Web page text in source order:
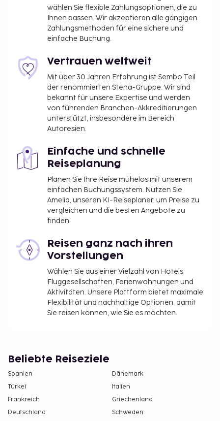
wählen Sie flexible Zahlungsoptionen, die zu
Ihnen passen. Wir akzeptieren alle gängigen
Zahlungsmethoden für eine sichere und
einfache Buchung.
Vertrauen weltweit
Mit über 30 Jahren Erfahrung ist Sembo Teil
der renommierten Stena-Gruppe. Wir sind
bekannt für unsere Expertise und werden
von führenden Branchen-Akkreditierungen
unterstützt, insbesondere im Bereich
Autoresien.
Einfache und schnelle
Reiseplanung
Planen Sie Ihre Reise mühelos mit unserem
einfachen Buchungssystem. Nutzen Sie
Amelia, unseren KI-Reiseplaner, um Preise zu
vergleichen und die besten Angebote zu
finden.
Reisen ganz nach ihren
Vorstellungen
Wählen Sie aus einer Vielzahl von Hotels,
Fluggesellschaften, Ferienwohnungen und
Aktivitäten. Unsere Plattform bietet maximale
Flexibilität und nachhaltige Optionen, damit
Sie reisen können, wie Sie es möchten.
Beliebte Reiseziele
Spanien
Dänemark
Türkei
Italien
Frankreich
Griechenland
Deutschland
Schweden